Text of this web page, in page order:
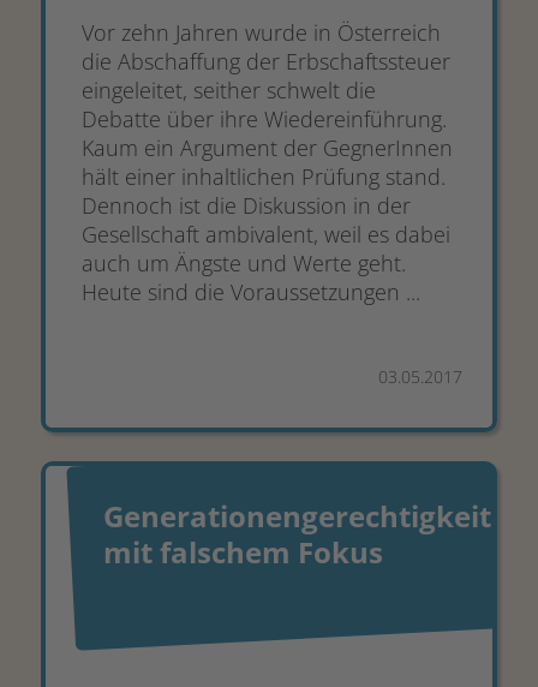
Vor zehn Jahren wurde in Österreich
die Abschaffung der Erbschaftssteuer
eingeleitet, seither schwelt die
Debatte über ihre Wiedereinführung.
Kaum ein Argument der GegnerInnen
hält einer inhaltlichen Prüfung stand.
Dennoch ist die Diskussion in der
Gesellschaft ambivalent, weil es dabei
auch um Ängste und Werte geht.
Heute sind die Voraussetzungen ...
03.05.2017
Generationengerechtigkeit
mit falschem Fokus